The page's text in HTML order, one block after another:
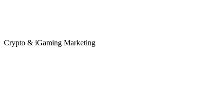
Crypto & iGaming Marketing